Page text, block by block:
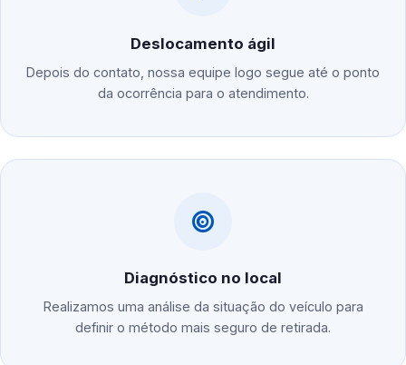
Deslocamento ágil
Depois do contato, nossa equipe logo segue até o ponto
da ocorrência para o atendimento.
Diagnóstico no local
Realizamos uma análise da situação do veículo para
definir o método mais seguro de retirada.